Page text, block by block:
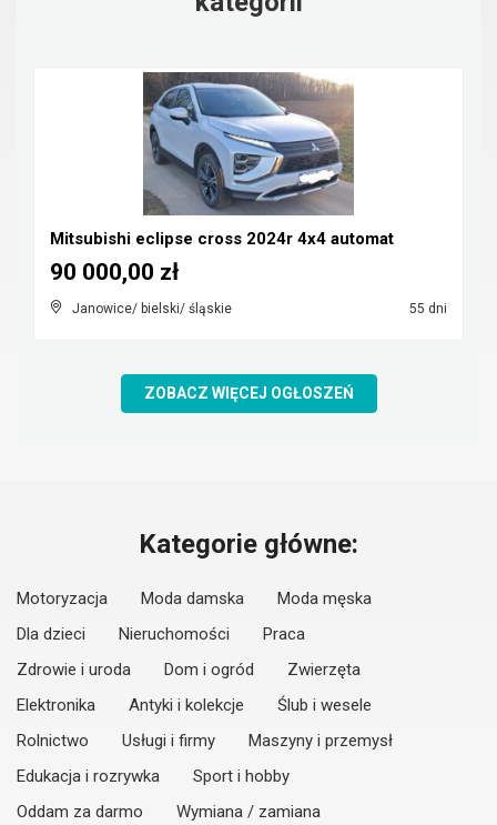
Mitsubishi eclipse cross 2024r 4x4 automat
Janowice/ bielski/ śląskie 55 dni
90 000,00 zł
ZOBACZ WIĘCEJ OGŁOSZEŃ
Kategorie główne:
Motoryzacja Moda damska
Moda męska
Dla dzieci
Nieruchomości
Praca
Zdrowie i uroda
Dom i ogród
Zwierzęta
Elektronika
Antyki i kolekcje
Ślub i wesele
Rolnictwo
Usługi i firmy
Maszyny i przemysł
Edukacja i rozrywka
Sport i hobby
Oddam za darmo
Wymiana / zamiana